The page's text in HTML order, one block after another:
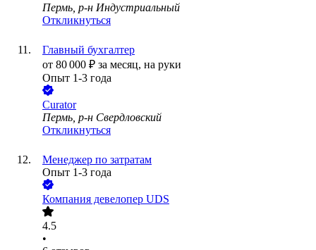
Пермь, р-н Индустриальный
Откликнуться
Главный бухгалтер
от 80 000 ₽ за месяц, на руки
Опыт 1-3 года
Curator
Пермь, р-н Свердловский
Откликнуться
Менеджер по затратам
Опыт 1-3 года
Компания девелопер UDS
4.5
•